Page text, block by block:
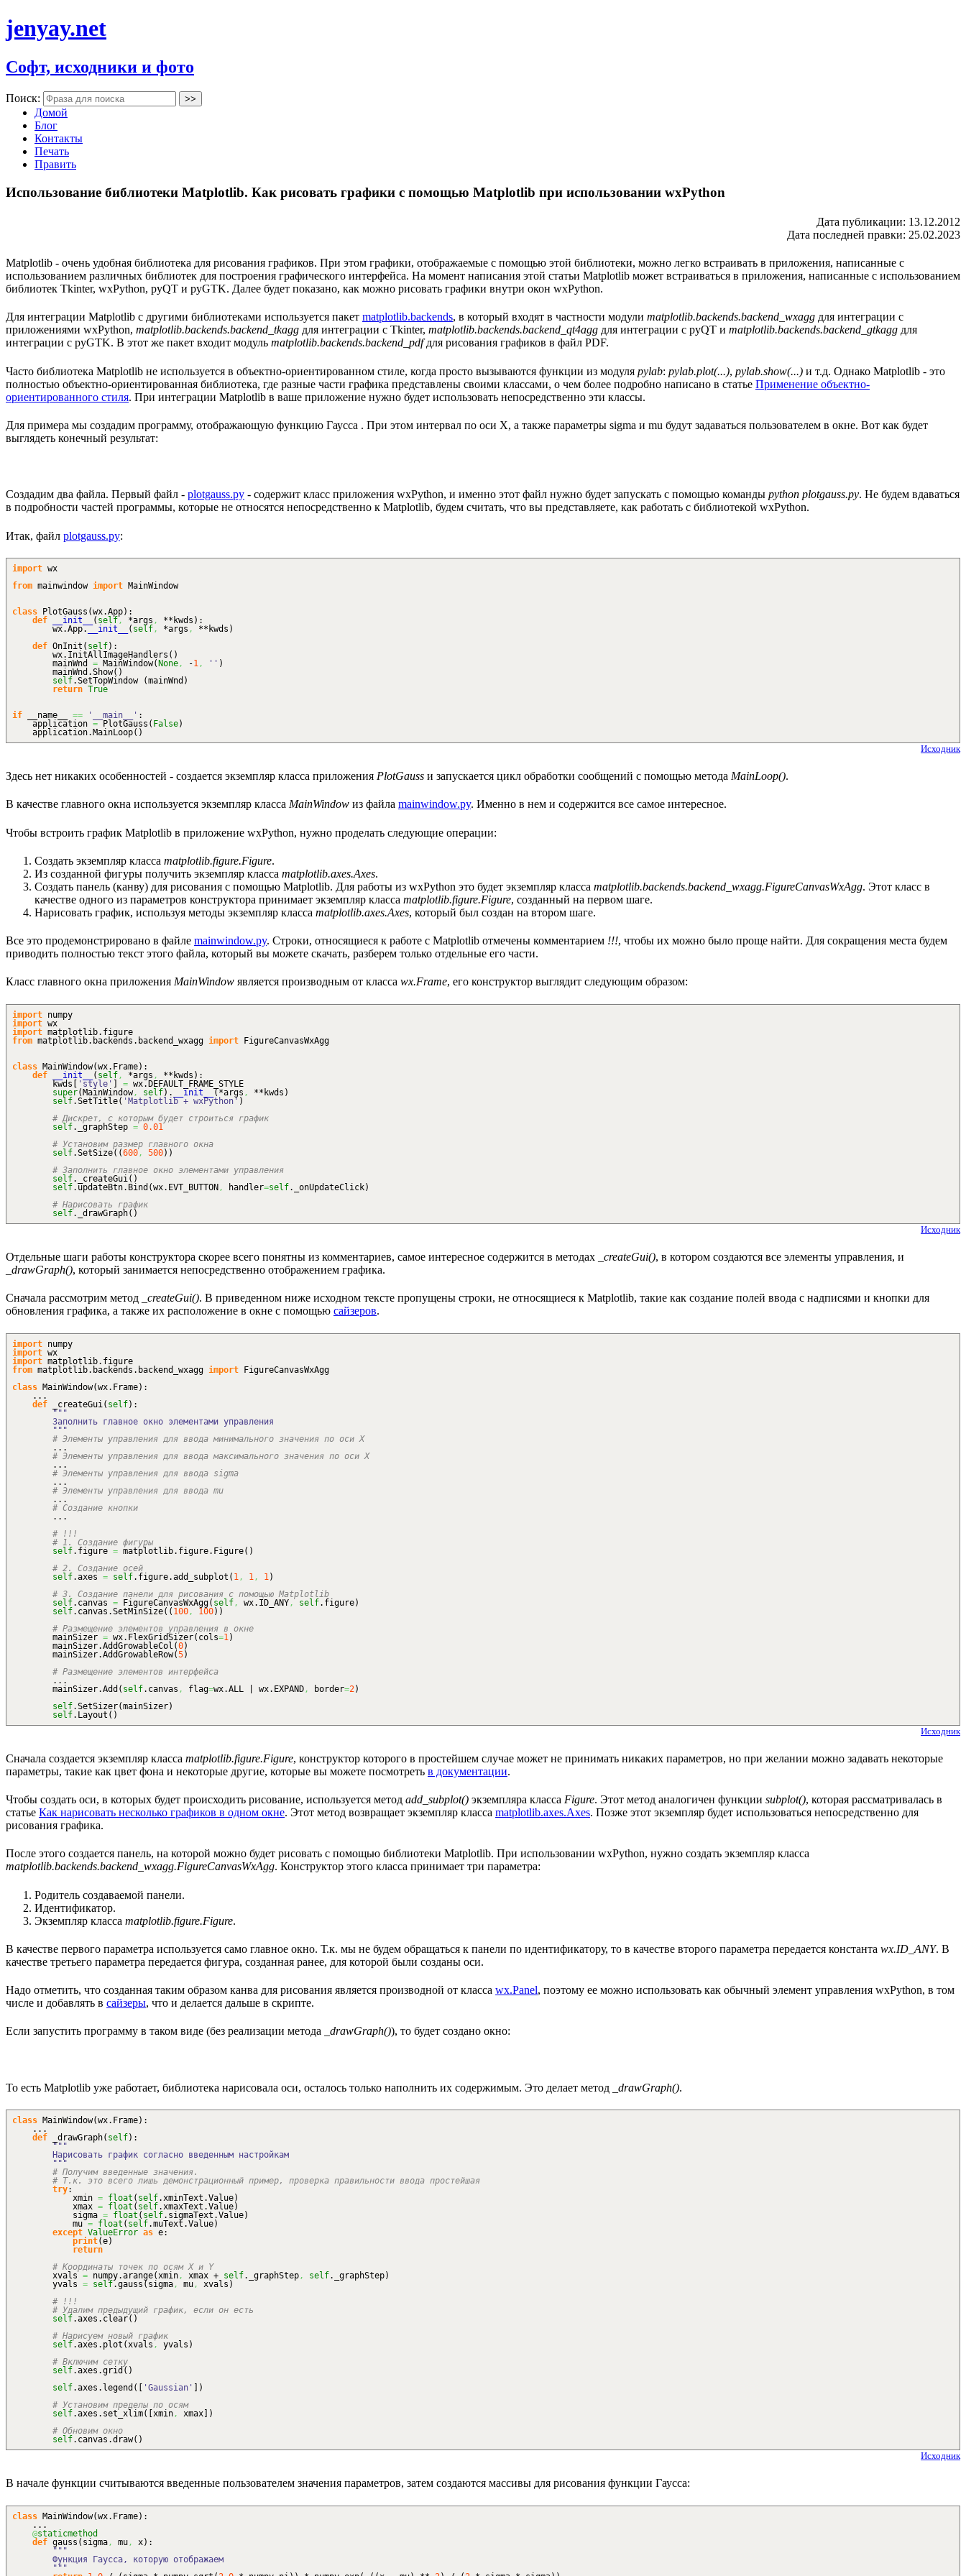
jenyay.net
Софт, исходники и фото
Поиск:
Домой
Блог
Контакты
Печать
Править
Использование библиотеки Matplotlib. Как рисовать графики с помощью Matplotlib при использовании wxPython
Дата публикации: 13.12.2012
Дата последней правки: 25.02.2023
Matplotlib - очень удобная библиотека для рисования графиков. При этом графики, отображаемые с помощью этой библиотеки, можно легко встраивать в приложения, написанные с
использованием различных библиотек для построения графического интерфейса. На момент написания этой статьи Matplotlib может встраиваться в приложения, написанные с использованием
библиотек Tkinter, wxPython, pyQT и pyGTK. Далее будет показано, как можно рисовать графики внутри окон wxPython.
Для интеграции Matplotlib с другими библиотеками используется пакет matplotlib.backends, в который входят в частности модули matplotlib.backends.backend_wxagg для интеграции с
приложениями wxPython, matplotlib.backends.backend_tkagg для интеграции с Tkinter, matplotlib.backends.backend_qt4agg для интеграции с pyQT и matplotlib.backends.backend_gtkagg для
интеграции с pyGTK. В этот же пакет входит модуль matplotlib.backends.backend_pdfдля рисования графиков в файл PDF.
Часто библиотека Matplotlib не используется в объектно-ориентированном стиле, когда просто вызываются функции из модуля pylab: pylab.plot(...), pylab.show(...) и т.д. Однако Matplotlib - это
полностью объектно-ориентированная библиотека, где разные части графика представлены своими классами, о чем более подробно написано в статье Применение объектно-
ориентированного стиля. При интеграции Matplotlib в ваше приложение нужно будет использовать непосредственно эти классы.
Для примера мы создадим программу, отображающую функцию Гаусса . При этом интервал по оси X, а также параметры sigma и mu будут задаваться пользователем в окне. Вот как будет
выглядеть конечный результат:
Создадим два файла. Первый файл - plotgauss.py - содержит класс приложения wxPython, и именно этот файл нужно будет запускать с помощью команды python plotgauss.py. Не будем вдаваться
в подробности частей программы, которые не относятся непосредственно к Matplotlib, будем считать, что вы представляете, как работать с библиотекой wxPython.
Итак, файл plotgauss.py:
import wx
from mainwindow import MainWindow
class PlotGauss (wx.App) :
def
__init__ ( self, *args , **kwds ) :
wx.App.__init__ ( self, *args , **kwds )
def OnInit ( self) :
wx. InitAllImageHandlers ( )
mainWnd = MainWindow(None, -1, '' )
mainWnd.Show( )
self.SetTopWindow (mainWnd )
return True
if __name__ == '__main__' :
application =PlotGauss ( False)
application.MainLoop( )
Исходник
Здесь нет никаких особенностей - создается экземпляр класса приложения PlotGauss и запускается цикл обработки сообщений с помощью метода MainLoop().
В качестве главного окна используется экземпляр класса MainWindow из файла mainwindow.py. Именно в нем и содержится все самое интересное.
Чтобы встроить график Matplotlib в приложение wxPython, нужно проделать следующие операции:
Создать экземпляр класса matplotlib.figure.Figure.
Из созданной фигуры получить экземпляр класса matplotlib.axes.Axes.
Создать панель (канву) для рисования с помощью Matplotlib. Для работы из wxPython это будет экземпляр класса matplotlib.backends.backend_wxagg.FigureCanvasWxAgg. Этот класс в
качестве одного из параметров конструктора принимает экземпляр класса matplotlib.figure.Figure, созданный на первом шаге.
Нарисовать график, используя методы экземпляр класса matplotlib.axes.Axes, который был создан на втором шаге.
Все это продемонстрировано в файле mainwindow.py. Строки, относящиеся к работе с Matplotlib отмечены комментарием !!!, чтобы их можно было проще найти. Для сокращения места будем
приводить полностью текст этого файла, который вы можете скачать, разберем только отдельные его части.
Класс главного окна приложения MainWindow является производным от класса wx.Frame, его конструктор выглядит следующим образом:
import numpy
import wx
import matplotlib. figure
from matplotlib. backends . backend_wxagg import FigureCanvasWxAgg
class MainWindow(wx. Frame) :
def
__init__ ( self , *args , **kwds ) :
kwds [ 'style' ] = wx.DEFAULT_FRAME_STYLE
super(MainWindow, self) . __init__ (*args , **kwds )
self.SetTitle( 'Matplotlib + wxPython' )
# Дискрет, с которым будет строиться график
self._graphStep = 0.01
# Установим размер главного окна
self.SetSize( (600, 500) )
# Заполнить главное окно элементами управления
self._createGui ( )
self.updateBtn. Bind (wx. EVT_BUTTON , handler=self._onUpdateClick)
# Нарисовать график
self._drawGraph( )
Исходник
Отдельные шаги работы конструктора скорее всего понятны из комментариев, самое интересное содержится в методах _createGui(), в котором создаются все элементы управления, и
_drawGraph(), который занимается непосредственно отображением графика.
Сначала рассмотрим метод _createGui(). В приведенном ниже исходном тексте пропущены строки, не относящиеся к Matplotlib, такие как создание полей ввода с надписями и кнопки для
обновления графика, а также их расположение в окне с помощью сайзеров.
import numpy
import wx
import matplotlib. figure
from matplotlib. backends . backend_wxagg import FigureCanvasWxAgg
class MainWindow(wx. Frame) :
...
def _createGui ( self) :
"""
Заполнить главное окно элементами управления
"""
# Элементы управления для ввода минимального значения по оси X
...
# Элементы управления для ввода максимального значения по оси X
...
# Элементы управления для ввода sigma
...
# Элементы управления для ввода mu
...
# Создание кнопки
...
# !!!
# 1. Создание фигуры
self. figure = matplotlib. figure. Figure( )
# 2. Создание осей
self.axes = self. figure.add_subplot ( 1 , 1 , 1 )
# 3. Создание панели для рисования с помощью Matplotlib
self. canvas = FigureCanvasWxAgg( self , wx. ID_ANY , self. figure)
self. canvas .SetMinSize( ( 100 , 100) )
# Размещение элементов управления в окне
mainSizer = wx. FlexGridSizer( cols=1 )
mainSizer.AddGrowableCol (0)
mainSizer.AddGrowableRow(5)
# Размещение элементов интерфейса
...
mainSizer.Add ( self. canvas , flag=wx.ALL | wx. EXPAND , border=2)
self.SetSizer(mainSizer)
self. Layout ( )
Исходник
Сначала создается экземпляр класса matplotlib.figure.Figure, конструктор которого в простейшем случае может не принимать никаких параметров, но при желании можно задавать некоторые
параметры, такие как цвет фона и некоторые другие, которые вы можете посмотреть в документации.
Чтобы создать оси, в которых будет происходить рисование, используется метод add_subplot() экземпляра класса Figure. Этот метод аналогичен функции subplot(), которая рассматривалась в
статье Как нарисовать несколько графиков в одном окне. Этот метод возвращает экземпляр класса matplotlib.axes.Axes. Позже этот экземпляр будет использоваться непосредственно для
рисования графика.
После этого создается панель, на которой можно будет рисовать с помощью библиотеки Matplotlib. При использовании wxPython, нужно создать экземпляр класса
matplotlib.backends.backend_wxagg.FigureCanvasWxAgg. Конструктор этого класса принимает три параметра:
Родитель создаваемой панели.
Идентификатор.
Экземпляр класса matplotlib.figure.Figure.
В качестве первого параметра используется само главное окно. Т.к. мы не будем обращаться к панели по идентификатору, то в качестве второго параметра передается константа wx.ID_ANY. В
качестве третьего параметра передается фигура, созданная ранее, для которой были созданы оси.
Надо отметить, что созданная таким образом канва для рисования является производной от класса wx.Panel, поэтому ее можно использовать как обычный элемент управления wxPython, в том
числе и добавлять в сайзеры, что и делается дальше в скрипте.
Если запустить программу в таком виде (без реализации метода _drawGraph()), то будет создано окно:
То есть Matplotlib уже работает, библиотека нарисовала оси, осталось только наполнить их содержимым. Это делает метод _drawGraph().
class MainWindow(wx. Frame) :
...
def _drawGraph( self) :
"""
Нарисовать график согласно введенным настройкам
"""
# Получим введенные значения.
# Т.к. это всего лишь демонстрационный пример, проверка правильности ввода простейшая
try:
xmin = float ( self.xminText .Value)
xmax = float ( self.xmaxText .Value)
sigma = float ( self. sigmaText .Value)
mu = float ( self.muText .Value)
except ValueError as e:
print(e)
return
# Координаты точек по осям X и Y
xvals = numpy.arange(xmin, xmax + self._graphStep, self._graphStep)
yvals = self.gauss ( sigma, mu, xvals )
# !!!
# Удалим предыдущий график, если он есть
self.axes . clear( )
# Нарисуем новый график
self.axes . plot (xvals , yvals )
# Включим сетку
self.axes .grid ( )
self.axes . legend ( 'Gaussian'
)
# Установим пределы по осям
self.axes . set_xlim( xmin, xmax
)
# Обновим окно
self. canvas .draw( )
Исходник
В начале функции считываются введенные пользователем значения параметров, затем создаются массивы для рисования функции Гаусса:
class MainWindow(wx. Frame) :
...
@staticmethod
def gauss ( sigma , mu , x) :
"""
Функция Гаусса, которую отображаем
"""